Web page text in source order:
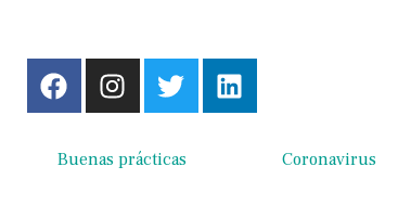
Buenas prácticas Coronavirus